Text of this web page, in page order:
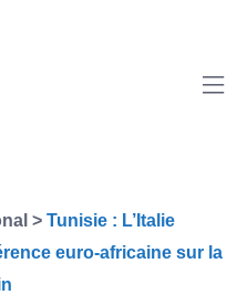
> Tunisie : L’Italie
euro-africaine sur la